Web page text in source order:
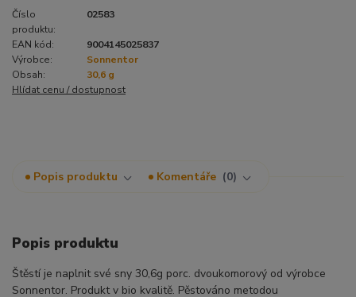
Číslo
produktu:
02583
EAN kód:
9004145025837
Výrobce:
Sonnentor
Obsah:
30,6 g
Hlídat cenu / dostupnost
Popis produktu Komentáře 0
Popis produktu
Štěstí je naplnit své sny 30,6g porc. dvoukomorový od výrobce
Sonnentor. Produkt v bio kvalitě. Pěstováno metodou